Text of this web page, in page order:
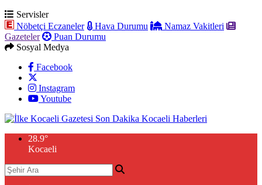
Servisler
Nöbetçi Eczaneler
Hava Durumu
Namaz Vakitleri
Gazeteler
Puan Durumu
Sosyal Medya
Facebook
Instagram
Youtube
28.9°
Kocaeli